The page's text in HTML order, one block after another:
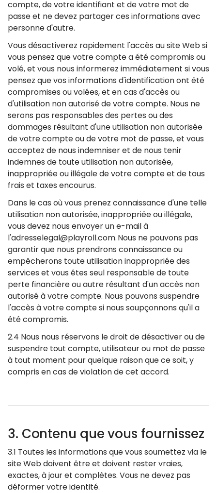
compte, de votre identifiant et de votre mot de
passe et ne devez partager ces informations avec
personne d'autre.
Vous désactiverez rapidement l'accès au site Web si
vous pensez que votre compte a été compromis ou
volé, et vous nous informerez immédiatement si vous
pensez que vos informations d'identification ont été
compromises ou volées, et en cas d'accès ou
d'utilisation non autorisé de votre compte. Nous ne
serons pas responsables des pertes ou des
dommages résultant d'une utilisation non autorisée
de votre compte ou de votre mot de passe, et vous
acceptez de nous indemniser et de nous tenir
indemnes de toute utilisation non autorisée,
inappropriée ou illégale de votre compte et de tous
frais et taxes encourus.
Dans le cas où vous prenez connaissance d'une telle
utilisation non autorisée, inappropriée ou illégale,
vous devez nous envoyer un e-mail à
l'adresselegal@playroll.com. Nous ne pouvons pas
garantir que nous prendrons connaissance ou
empêcherons toute utilisation inappropriée des
services et vous êtes seul responsable de toute
perte financière ou autre résultant d'un accès non
autorisé à votre compte. Nous pouvons suspendre
l'accès à votre compte si nous soupçonnons qu'il a
été compromis.
2.4 Nous nous réservons le droit de désactiver ou de
suspendre tout compte, utilisateur ou mot de passe
à tout moment pour quelque raison que ce soit, y
compris en cas de violation de cet accord.
3. Contenu que vous fournissez
3.1 Toutes les informations que vous soumettez via le
site Web doivent être et doivent rester vraies,
exactes, à jour et complètes. Vous ne devez pas
déformer votre identité.